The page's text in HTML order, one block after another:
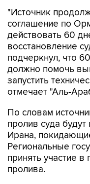
"Источник
соглашение по
действовать 60
восстановление
подчеркнул, что
должно помочь
запустить
отмечает "Аль-
По словам
пролив суда
Ирана,
Региональные
принять участие
пролива.